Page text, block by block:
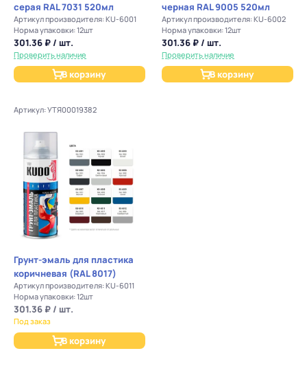
серая RAL 7031 520мл
Артикул производителя: KU-6001
Норма упаковки: 12шт
301.36 ₽ / шт.
Проверить наличие
В корзину
черная RAL 9005 520мл
Артикул производителя: KU-6002
Норма упаковки: 12шт
301.36 ₽ / шт.
Проверить наличие
В корзину
Артикул: УТЯ00019382
Грунт-эмаль для пластика
коричневая (RAL 8017)
Артикул производителя: KU-6011
Норма упаковки: 12шт
301.36 ₽ / шт.
Под заказ
В корзину